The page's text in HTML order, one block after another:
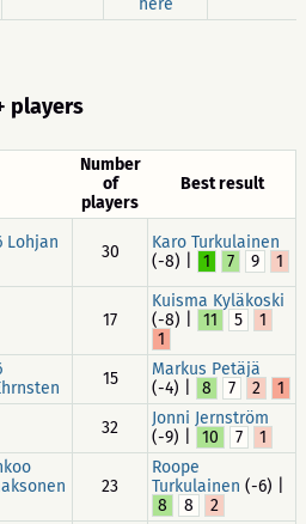
here
players
Number
of
players
Best result
Lohjan
30
Karo Turkulainen
(-8) |
1 7 9 1
17
Kuisma Kyläkoski
(-8) |
11 5
1
1
15
Markus Petäjä
(-4) |
8 7 2
1
32
Jonni Jernström
(-9) |
10 7
1
23
Roope
Turkulainen (-6) |
8
8
2